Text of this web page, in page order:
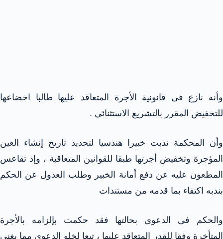
وأنه نازع فى قانونية الأجرة المتعاقد عليها طالبا اخضاعها
للتخفيض المقرر بالتشريع الاستثنائى .
وأن المحكمة ندبت خبيرا هندسيا لتحديد تاريخ إنشاء العين
المؤجرة وتخفيض أجرتها طبقا للقوانين المتعاقبة ، وإذ تقاعس
المطعون عليه عن دفع أمانة الخبير وطلب العدول عن الحكم
بندبه اكتفاء بما قدمه من مستندات
والحكم فى الدعوى بحالتها فقد حكمت بإلزامه بالأجرة
المتأخرة وفقا للقدر المتعاقد عليها ، تبعا لخلو الدعوى مما يغنى